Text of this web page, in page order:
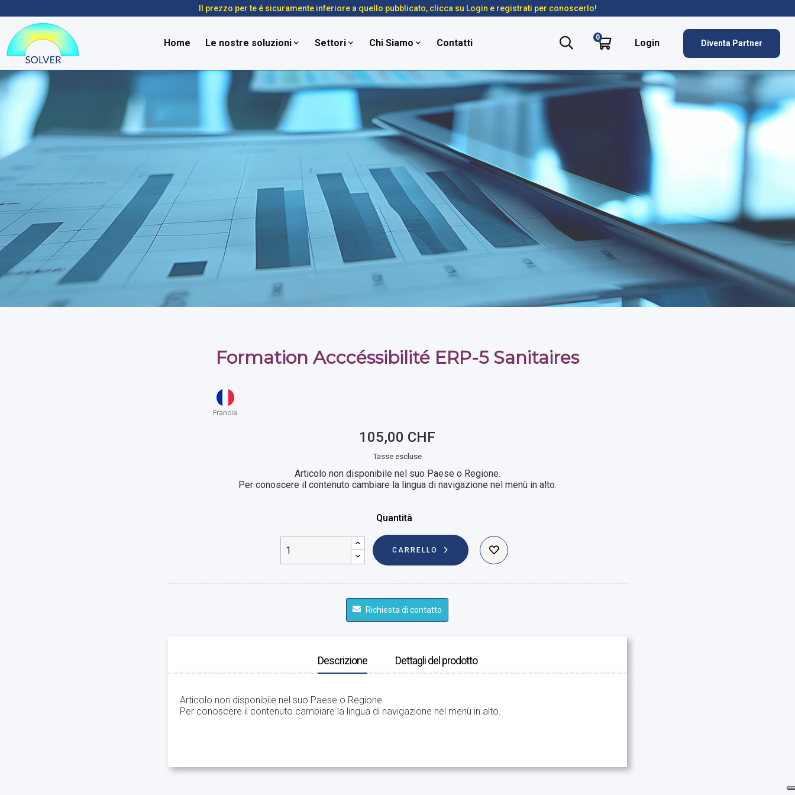
Il prezzo per te é sicuramente inferiore a quello pubblicato, clicca su Login e registrati per conoscerlo!
Home Le nostre soluzioni Settori Chi Siamo Contatti 0 Login Diventa Partner
Formation Acccéssibilité ERP-5 Sanitaires
Francia
105,00 CHF
Tasse escluse
Articolo non disponibile nel suo Paese o Regione.
Per conoscere il contenuto cambiare la lingua di navigazione nel menù in alto.
Quantità
CARRELLO
Richiesta di contatto
Descrizione Dettagli del prodotto
Articolo non disponibile nel suo Paese o Regione.
Per conoscere il contenuto cambiare la lingua di navigazione nel menù in alto.